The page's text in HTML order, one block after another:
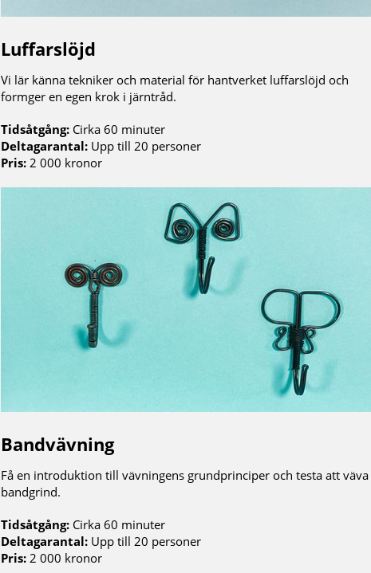
Luffarslöjd
Vi lär känna tekniker och material för hantverket luffarslöjd och
formger en egen krok i järntråd.
Tidsåtgång: Cirka 60 minuter
Deltagarantal: Upp till 20 personer
Pris: 2 000 kronor
Bandvävning
Få en introduktion till vävningens grundprinciper och testa att
bandgrind.
Tidsåtgång: Cirka 60 minuter
Deltagarantal: Upp till 20 personer
Pris: 2 000 kronor